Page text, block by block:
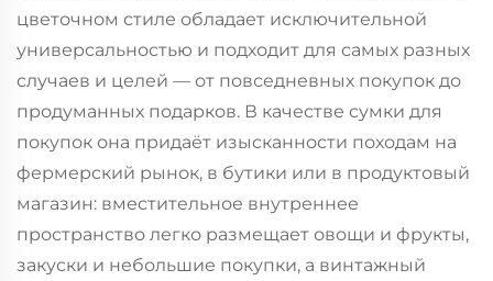
цветочном стиле обладает исключительной
универсальностью и подходит для самых разных
случаев и целей — от повседневных покупок до
продуманных подарков. В качестве сумки для
покупок она придаёт изысканности походам на
фермерский рынок, в бутики или в продуктовый
магазин: вместительное внутреннее
пространство легко размещает овощи и фрукты,
закуски и небольшие покупки, а винтажный